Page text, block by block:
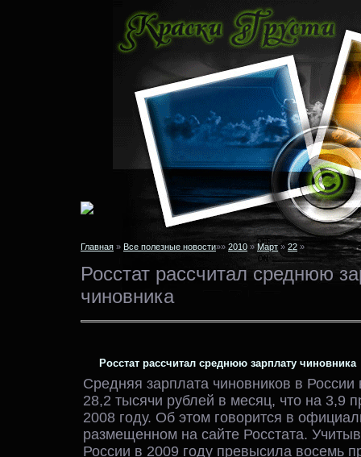
Главная » Все полезные новости»» 2010 » Март » 22 »
Росстат рассчитал среднюю
чиновника
Росстат рассчитал среднюю зарплату чиновника
Средняя зарплата чиновников в России
28,2 тысячи рублей в месяц, что на 3,9
2008 году. Об этом говорится в
размещенном на сайте Росстата.
России в 2009 году превысила восемь